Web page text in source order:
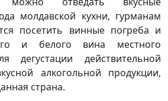
молдавской кухни, гурманам
посетить винные погреба и
и белого вина местного
дегустации действительной
алкогольной продукции,
страна.